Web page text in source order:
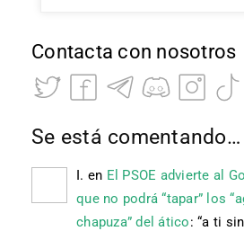
Contacta con nosotros
Se está comentando…
I. en El PSOE advierte al
que no podrá “tapar” los
chapuza” del ático: “a ti